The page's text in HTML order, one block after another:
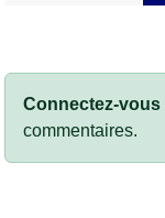
Connectez-vous
commentaires.